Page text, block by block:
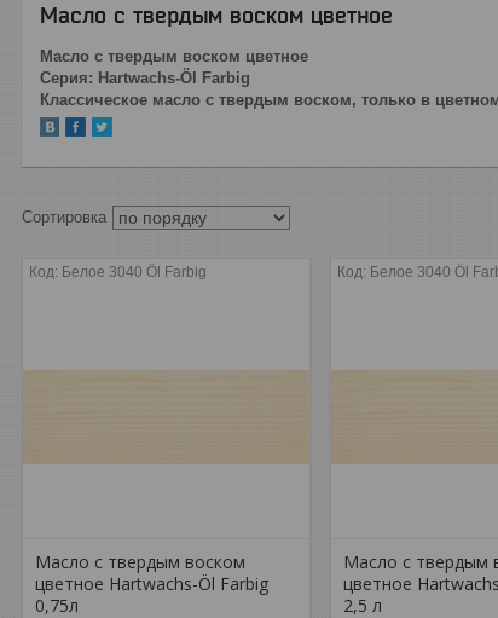
Масло с твердым воском цветное
Масло с твердым воском цветное
Серия: Hartwachs-Öl Farbig
Классическое масло с твердым воском, только в
Белое 3040 Öl Farbig
Масло с твердым воском
цветное Hartwachs-Öl Farbig
0,75л
Белое 3040 Öl
Масло с твердым
цветное
2,5 л